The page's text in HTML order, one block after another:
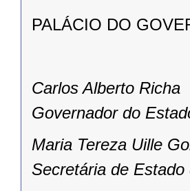
PALÁCIO DO
Carlos Alberto Richa
Governador do
Maria Tereza Uille
Secretária de